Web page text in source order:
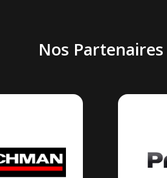
Nos Partenaires